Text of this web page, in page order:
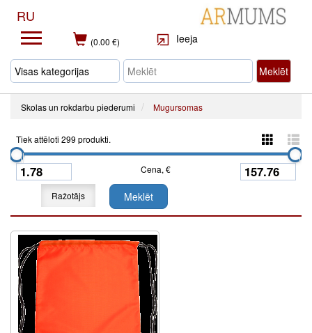
RU
(0.00 €) Ieeja
Meklēt
Skolas un rokdarbu piederumi Mugursomas
Tiek attēloti 299 produkti.
Cena, €
Ražotājs Meklēt